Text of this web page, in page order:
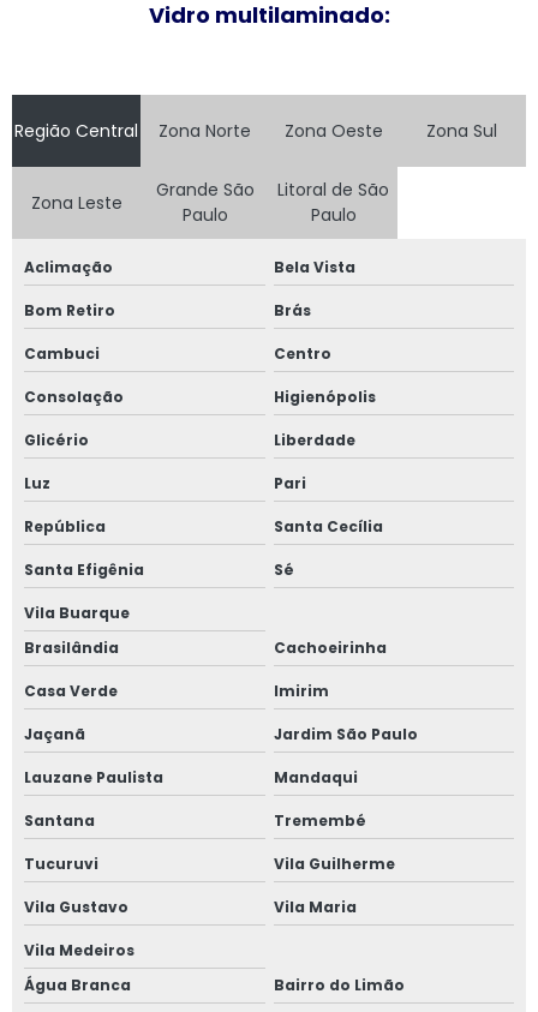
Fornecedor de janela anti ruído
Fornecedor de janela sobreposta
Fornecedor de janela sobreposta de correr
Fornecedor de janela sobreposta de giro
Fornecedor de janela vidro multilaminado
Fornecedor de janela vidro triplo
Indústria de esquadrias de alumínio
Instalação de esquadrias de alumínio
Instalação de tela mosquiteira
Janela acústica
Janela acústica anti ruído
Janela acústica são paulo
Janela acústica sobrepor
Janela acústica sobreposta
Janela acústica vidro duplo
Janela acústica vidro triplo
Janela alto padrão
Vidro multilaminado:
Região Central Zona Norte Zona Oeste Zona Sul
Zona Leste
Grande São
Paulo
Litoral de São
Paulo
Aclimação Bela Vista
Bom Retiro Brás
Cambuci Centro
Consolação Higienópolis
Glicério Liberdade
Luz Pari
República Santa Cecília
Santa Efigênia Sé
Vila Buarque
Brasilândia
Cachoeirinha
Casa Verde Imirim
Jaçanã Jardim São Paulo
Lauzane Paulista Mandaqui
Santana Tremembé
Tucuruvi Vila Guilherme
Vila Gustavo Vila Maria
Vila Medeiros
Água Branca
Bairro do Limão